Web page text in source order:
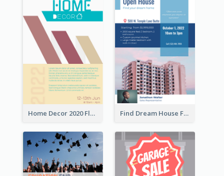
Home Decor 2020 Flyer Find Dream House Flyer